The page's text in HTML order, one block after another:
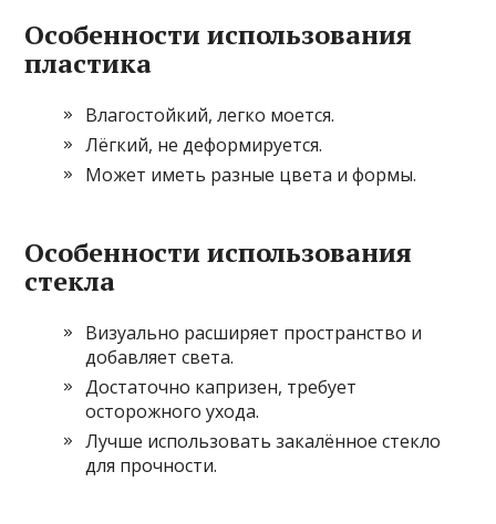
Особенности использования
пластика
Влагостойкий, легко моется.
Лёгкий, не деформируется.
Может иметь разные цвета и формы.
Особенности использования
стекла
Визуально расширяет пространство и
добавляет света.
Достаточно капризен, требует
осторожного ухода.
Лучше использовать закалённое стекло
для прочности.